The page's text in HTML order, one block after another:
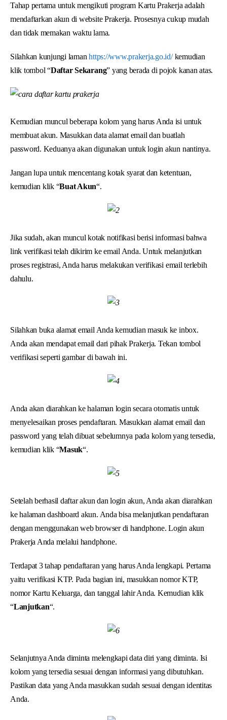
Tahap pertama untuk mengikuti program Kartu Prakerja adalah
mendaftarkan akun di website Prakerja. Prosesnya cukup mudah
dan tidak memakan waktu lama.
Silahkan kunjungi lamanhttps://www.prakerja.go.id/kemudian
klik tombol “Daftar Sekarang” yang berada di pojok kanan atas.
Kemudian muncul beberapa kolom yang harus Anda isi untuk
membuat akun. Masukkan data alamat email dan buatlah
password. Keduanya akan digunakan untuk login akun nantinya.
Jangan lupa untuk mencentang kotak syarat dan ketentuan,
kemudian klik “Buat Akun“.
Jika sudah, akan muncul kotak notifikasi berisi informasi bahwa
link verifikasi telah dikirim ke email Anda. Untuk melanjutkan
proses registrasi, Anda harus melakukan verifikasi email terlebih
dahulu.
Silahkan buka alamat email Anda kemudian masuk ke inbox.
Anda akan mendapat email dari pihak Prakerja. Tekan tombol
verifikasi seperti gambar di bawah ini.
Anda akan diarahkan ke halaman login secara otomatis untuk
menyelesaikan proses pendaftaran. Masukkan alamat email dan
password yang telah dibuat sebelumnya pada kolom yang tersedia,
kemudian klik “Masuk“.
Setelah berhasil daftar akun dan login akun, Anda akan diarahkan
ke halaman dashboard akun. Anda bisa melanjutkan pendaftaran
dengan menggunakan web browser di handphone. Login akun
Prakerja Anda melalui handphone.
Terdapat 3 tahap pendaftaran yang harus Anda lengkapi. Pertama
yaitu verifikasi KTP. Pada bagian ini, masukkan nomor KTP,
nomor Kartu Keluarga, dan tanggal lahir Anda. Kemudian klik
“Lanjutkan“.
Selanjutnya Anda diminta melengkapi data diri yang diminta. Isi
kolom yang tersedia sesuai dengan informasi yang dibutuhkan.
Pastikan data yang Anda masukkan sudah sesuai dengan identitas
Anda.